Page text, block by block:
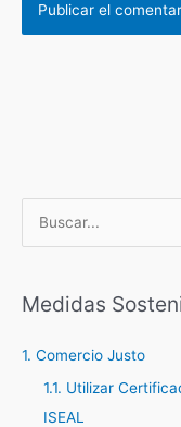
c
r
Medidas
1. Comercio Justo
1.1. Utilizar
ISEAL